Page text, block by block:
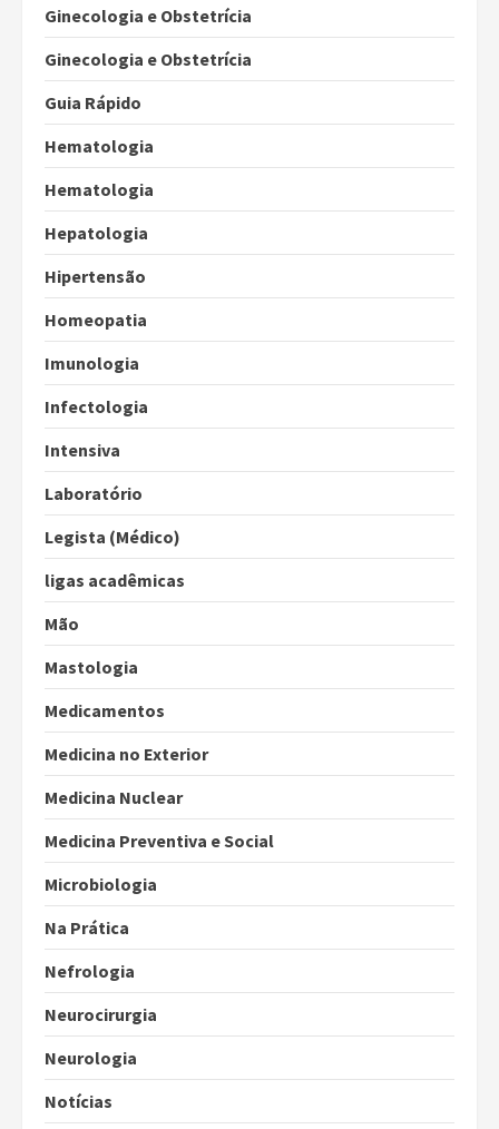
Ginecologia e Obstetrícia
Ginecologia e Obstetrícia
Guia Rápido
Hematologia
Hematologia
Hepatologia
Hipertensão
Homeopatia
Imunologia
Infectologia
Intensiva
Laboratório
Legista (Médico)
ligas acadêmicas
Mão
Mastologia
Medicamentos
Medicina no Exterior
Medicina Nuclear
Medicina Preventiva e Social
Microbiologia
Na Prática
Nefrologia
Neurocirurgia
Neurologia
Notícias